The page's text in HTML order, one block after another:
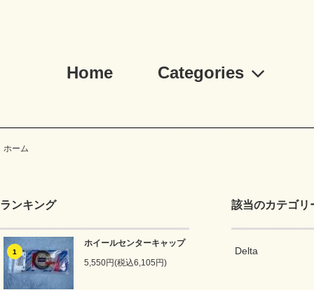
Home Categories
ホーム
ランキング
1
ホイールセンターキャップ
5,550円(税込6,105円)
該当のカテゴリ
Delta